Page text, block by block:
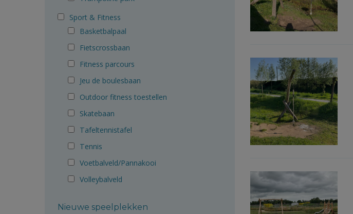
Sport & Fitness
Basketbalpaal
Fietscrossbaan
Fitness parcours
Jeu de boulesbaan
Outdoor fitness toestellen
Skatebaan
Tafeltennistafel
Tennis
Voetbalveld/Pannakooi
Volleybalveld
Nieuwe speelplekken